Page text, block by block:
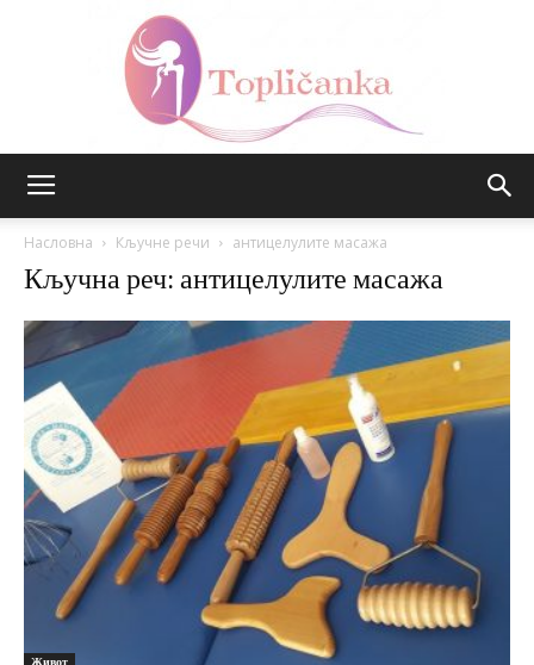
Насловна Кључне речи антицелулите масажа
Кључна реч: антицелулите масажа